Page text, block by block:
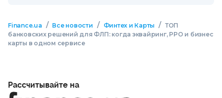
Finance.ua / Все новости / Финтех и Карты / ТОП
банковских решений для ФЛП: когда эквайринг, РРО и бизнес
карты в одном сервисе
Рассчитывайте на